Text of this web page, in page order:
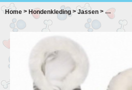
Home > Hondenkleding >Jassen > Pretty